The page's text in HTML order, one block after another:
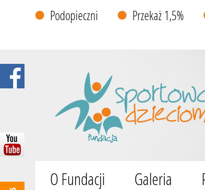
Podopieczni Przekaż 1,5%
O Fundacji Galeria